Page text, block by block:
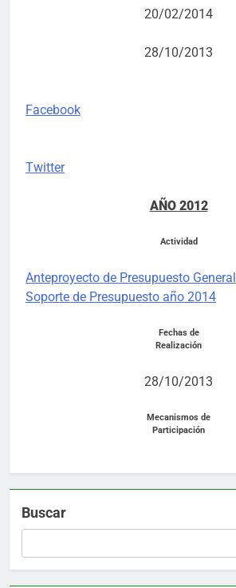
20/02/2014
28/10/2013
Facebook
Twitter
AÑO 2012
Actividad
Anteproyecto de Presupuesto General
Soporte de Presupuesto año 2014
Fechas de
Realización
28/10/2013
Mecanismos de
Participación
Buscar